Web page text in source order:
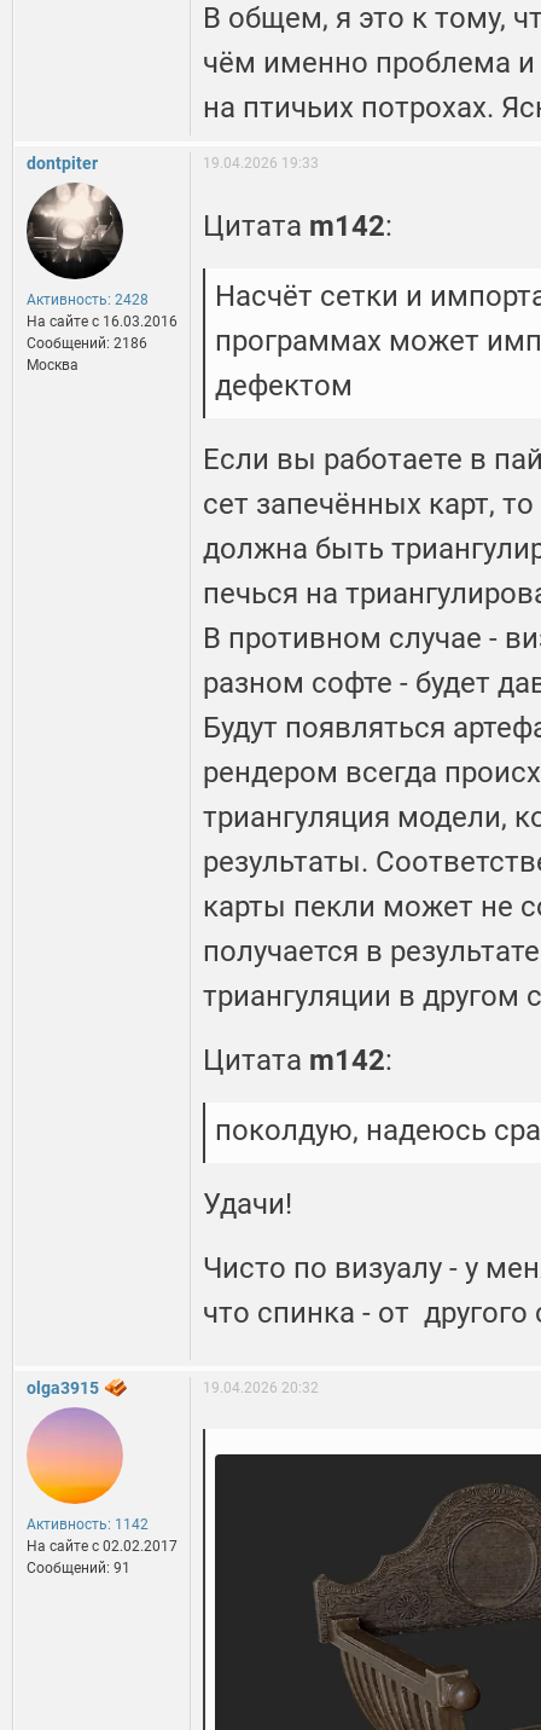
В общем, я это к тому,
чём именно проблема
на птичьих потрохах.
dontpiter
Активность: 2428
На сайте c 16.03.2016
Сообщений: 2186
Москва
19.04.2026 19:33
Цитата m142:
Насчёт сетки и
программах может
дефектом
Если вы работаете в
сет запечённых карт,
должна быть
печься на
В противном случае -
разном софте - будет
Будут появляться
рендером всегда
триангуляция модели,
результаты.
карты пекли может не
получается в
триангуляции в другом
Цитата m142:
поколдую, надеюсь
Удачи!
Чисто по визуалу - у
что спинка - от другого
olga3915
Активность: 1142
На сайте c 02.02.2017
Сообщений: 91
19.04.2026 20:32